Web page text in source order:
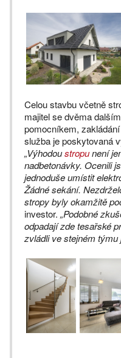
Celou stavbu včetně
majitel se dvěma
pomocníkem,
služba je poskytovaná
„Výhodoustropunení
nadbetonávky. Ocenili
jednoduše umístit
Žádné sekání.
stropy byly okamžitě
investor. „Podobné
odpadají zde tesařské
zvládli ve stejném týmu